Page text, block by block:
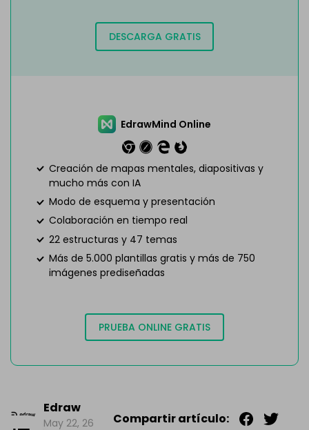
DESCARGA GRATIS
EdrawMind Online
Creación de mapas mentales, diapositivas y
mucho más con IA
Modo de esquema y presentación
Colaboración en tiempo real
22 estructuras y 47 temas
Más de 5.000 plantillas gratis y más de 750
imágenes prediseñadas
PRUEBA ONLINE GRATIS
Edraw
May 22, 26 Compartir artículo: